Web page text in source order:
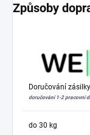
Způsoby
Doručování
doručování 1-2 pracovní
do 30 kg